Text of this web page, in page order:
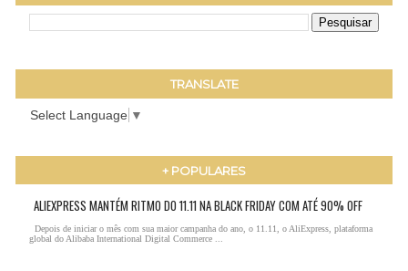
TRANSLATE
Select Language ▼
+ POPULARES
ALIEXPRESS MANTÉM RITMO DO 11.11 NA BLACK FRIDAY COM ATÉ 90% OFF
Depois de iniciar o mês com sua maior campanha do ano, o 11.11, o AliExpress, plataforma
global do Alibaba International Digital Commerce ...